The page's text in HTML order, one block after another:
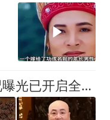
73岁迟重瑞拒遗产，近况曝光已开启全新人生